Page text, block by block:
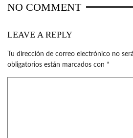
NO COMMENT
LEAVE A REPLY
Tu dirección de correo electrónico no
obligatorios están marcados con *